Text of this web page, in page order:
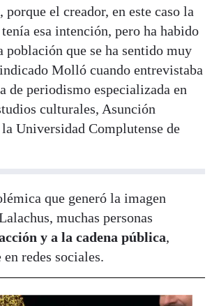
porque el creador, en este caso la
esa intención, pero ha habido
población que se ha sentido muy
Molló cuando entrevistaba
de periodismo especializada en
culturales, Asunción
Universidad Complutense de
que generó la imagen
muchas personas
y a la cadena pública,
redes sociales.